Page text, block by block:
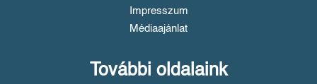
Impresszum
Médiaajánlat
További oldalaink